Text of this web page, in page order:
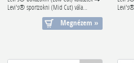
Levi's® sportzokni (Mid Cut) vála...
Megnézem »